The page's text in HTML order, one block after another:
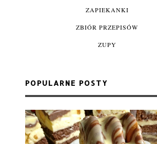
ZAPIEKANKI
ZBIÓR PRZEPISÓW
ZUPY
POPULARNE POSTY